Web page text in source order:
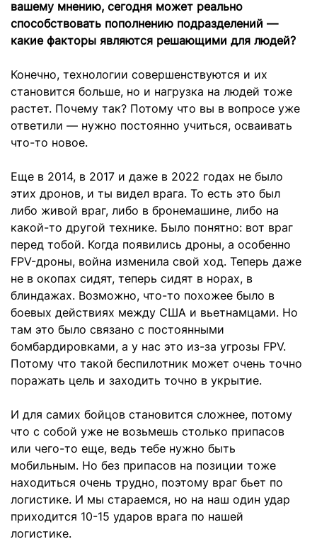
вашему мнению, сегодня может реально
способствовать пополнению подразделений —
какие факторы являются решающими для людей?
Конечно, технологии совершенствуются и их
становится больше, но и нагрузка на людей тоже
растет. Почему так? Потому что вы в вопросе уже
ответили — нужно постоянно учиться, осваивать
что-то новое.
Еще в 2014, в 2017 и даже в 2022 годах не было
этих дронов, и ты видел врага. То есть это был
либо живой враг, либо в бронемашине, либо на
какой-то другой технике. Было понятно: вот враг
перед тобой. Когда появились дроны, а особенно
FPV-дроны, война изменила свой ход. Теперь даже
не в окопах сидят, теперь сидят в норах, в
блиндажах. Возможно, что-то похожее было в
боевых действиях между США и вьетнамцами. Но
там это было связано с постоянными
бомбардировками, а у нас это из-за угрозы FPV.
Потому что такой беспилотник может очень точно
поражать цель и заходить точно в укрытие.
И для самих бойцов становится сложнее, потому
что с собой уже не возьмешь столько припасов
или чего-то еще, ведь тебе нужно быть
мобильным. Но без припасов на позиции тоже
находиться очень трудно, поэтому враг бьет по
логистике. И мы стараемся, но на наш один удар
приходится 10-15 ударов врага по нашей
логистике.